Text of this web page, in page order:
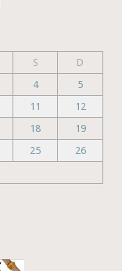
S
D
4
5
11
12
18
19
25
26